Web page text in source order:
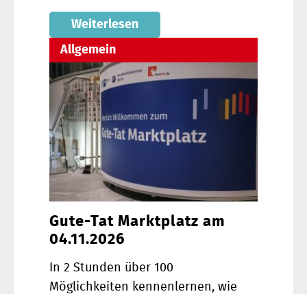
Weiterlesen
Allgemein
Gute-Tat Marktplatz am
04.11.2026
In 2 Stunden über 100
Möglichkeiten kennenlernen, wie